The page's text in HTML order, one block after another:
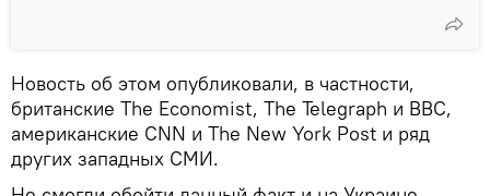
Новость об этом опубликовали, в частности,
британские The Economist, The Telegraph и BBC,
американские CNN и The New York Post и ряд
других западных СМИ.